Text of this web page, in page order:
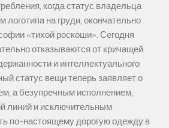
когда статус владельца
логотипа на груди, окончательно
«тихой роскоши». Сегодня
отказываются от кричащей
и интеллектуального
статус вещи теперь заявляет о
а безупречным исполнением,
линий и исключительным
по-настоящему дорогую одежду в